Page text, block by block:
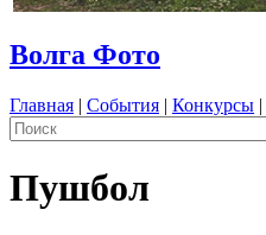
Волга Фото
Главная | События | Конкурсы |
Пушбол